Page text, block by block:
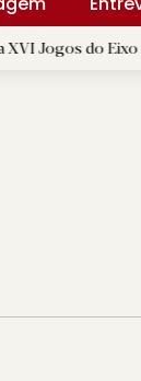
Atlântico